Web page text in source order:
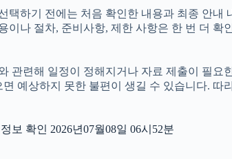
택하기 전에는 처음 확인한 내용과 최종 안내
이나 절차, 준비사항, 제한 사항은 한 번 더 확
관련해 일정이 정해지거나 자료 제출이 필요
예상하지 못한 불편이 생길 수 있습니다.
보 확인 2026년07월08일 06시52분